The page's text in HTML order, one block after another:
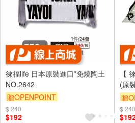
徠福life 日本原裝進口*免燒陶土
NO.2642
贈OPENPOINT
$ 240
$192
【
(原
贈
$ 240